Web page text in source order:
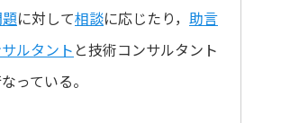
題に対して相談に応じたり， 助言
ルタント と技術コンサルタント
っている。